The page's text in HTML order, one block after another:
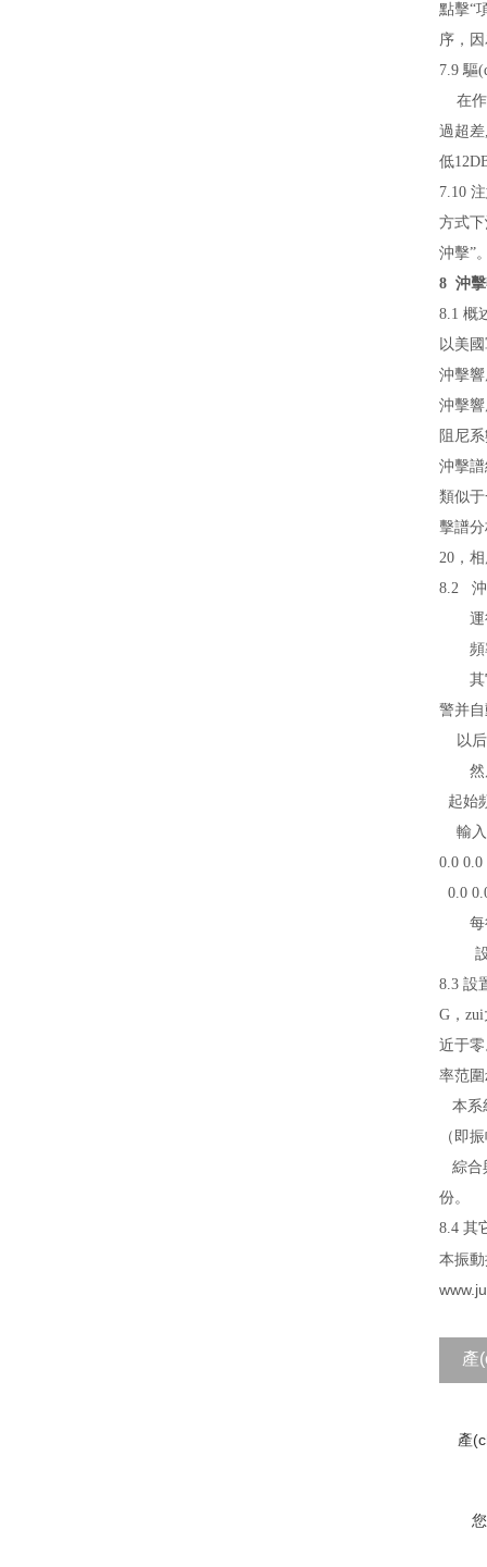
點擊“
序，
7.9 驅
在作
過超
低
7.10
方式
沖擊”
8 沖擊
8.1
以美
沖擊
沖擊
阻尼
沖擊
類似
擊譜
20，
8.2 沖
警并
以后
起始
輸入
0.0 0.0
0.0
8.3 設
G，
近于
率范
本系
（即
綜合
份。
8.4 其
本振
產
產